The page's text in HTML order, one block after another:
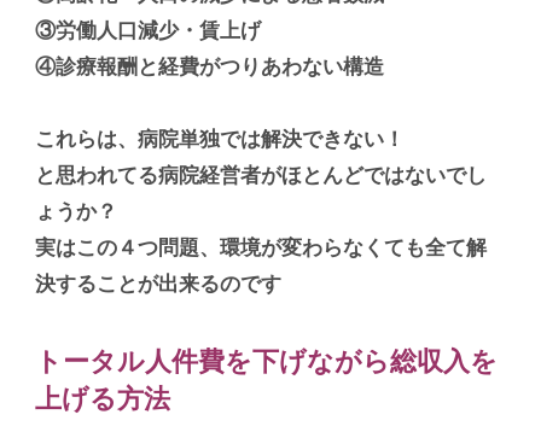
③労働人口減少・賃上げ
④診療報酬と経費がつりあわない構造
これらは、病院単独では解決できない！
と思われてる病院経営者がほとんどではないでし
ょうか？
実はこの４つ問題、環境が変わらなくても全て解
決することが出来るのです
トータル人件費を下げながら総収入を
上げる方法